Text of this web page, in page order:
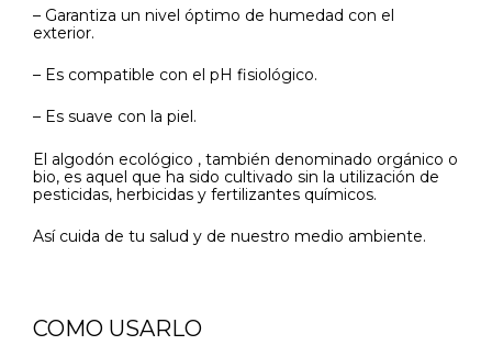
– Garantiza un nivel óptimo de humedad con el
exterior.
– Es compatible con el pH fisiológico.
– Es suave con la piel.
El algodón ecológico , también denominado orgánico o
bio, es aquel que ha sido cultivado sin la utilización de
pesticidas, herbicidas y fertilizantes químicos.
Así cuida de tu salud y de nuestro medio ambiente.
COMO USARLO